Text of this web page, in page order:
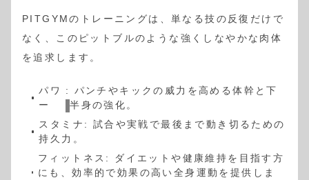
PITGYMのトレーニングは、単なる技の反復だけで
なく、このピットブルのような強くしなやかな肉体
を追求します。
パワ
ー
:
パンチやキックの威力を高める体幹と下
半身の強化。
スタミナ: 試合や実戦で最後まで動き切るための
持久力。
フィットネス: ダイエットや健康維持を目指す方
にも、効率的で効果の高い全身運動を提供しま